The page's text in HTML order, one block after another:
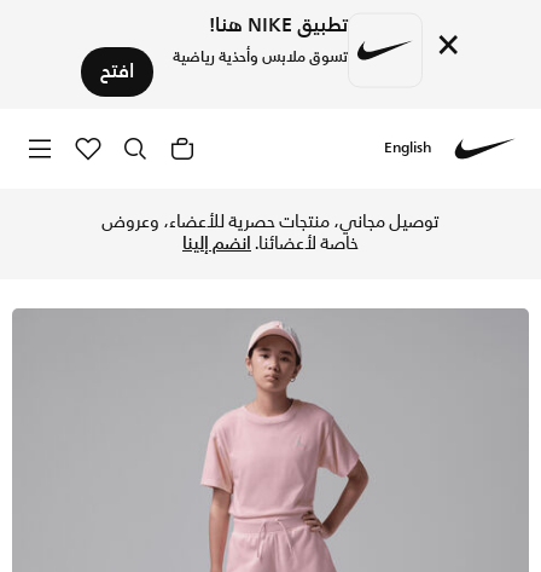
× تطبيق NIKE هنا!
تسوق ملابس وأحذية رياضية افتح
English
توصيل مجاني، منتجات حصرية للأعضاء، وعروض
خاصة لأعضائنا.انضم إلينا